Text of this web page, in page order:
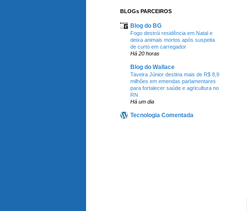
BLOGs PARCEIROS
Blog do BG
Fogo destrói residência em Natal e
deixa animais mortos após suspeita
de curto em carregador
Há 20 horas
Blog do Wallace
Taveira Júnior destina mais de R$ 8,9
milhões em emendas parlamentares
para fortalecer saúde e agricultura no
RN
Há um dia
Tecnologia Comentada